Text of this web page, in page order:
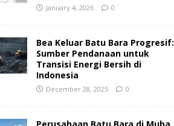
January 4, 2026 0
Bea Keluar Batu Bara Progresif:
Sumber Pendanaan untuk
Transisi Energi Bersih di
Indonesia
December 28, 2025 0
Perusahaan Batu Bara di Muba